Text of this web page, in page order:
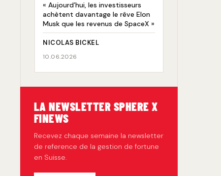
« Aujourd’hui, les investisseurs
achètent davantage le rêve Elon
Musk que les revenus de SpaceX »
NICOLAS BICKEL
10.06.2026
LA NEWSLETTER SPHERE X
FINEWS
Recevez chaque semaine la newsletter
de reference de la gestion de fortune
en Suisse.